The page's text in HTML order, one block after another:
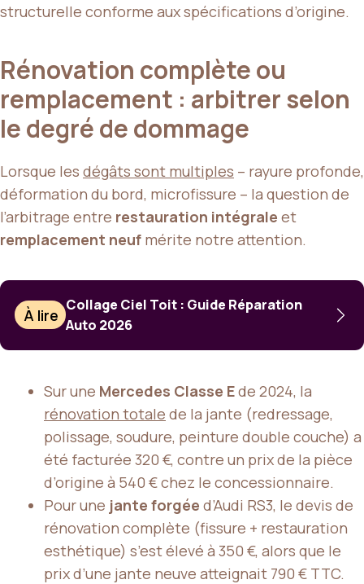
structurelle conforme aux spécifications d’origine.
Rénovation complète ou
remplacement : arbitrer selon
le degré de dommage
Lorsque les dégâts sont multiples – rayure profonde,
déformation du bord, microfissure – la question de
l’arbitrage entre restauration intégrale et
remplacement neuf mérite notre attention.
À lire
Collage Ciel Toit : Guide Réparation
Auto 2026
Sur une Mercedes Classe Ede 2024, la
rénovation totale de la jante (redressage,
polissage, soudure, peinture double couche) a
été facturée 320 €, contre un prix de la pièce
d’origine à 540 € chez le concessionnaire.
Pour une jante forgée d’Audi RS3, le devis de
rénovation complète (fissure + restauration
esthétique) s’est élevé à 350 €, alors que le
prix d’une jante neuve atteignait 790 € TTC.